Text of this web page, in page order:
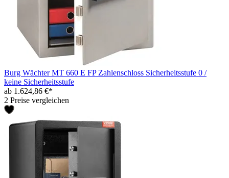
Burg Wächter MT 660 E FP Zahlenschloss Sicherheitsstufe 0 /
keine Sicherheitsstufe
ab 1.624,86 €*
2 Preise vergleichen